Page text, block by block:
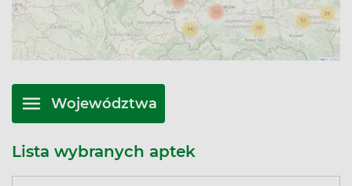
kod dostępu widoczny po lewej stronie u góry recepty —
wtedy pamiętaj, żeby podać także swój numer PESEL.
Warto pamiętać, że oferty specjalnei na suplementy diety,
dotyczą wyłącznie serwisu Apteline.pl. Oznacza to, że
ceny tych samych produktów w aptece w Gorlicach mogą
być inne.
Województwa
Lista wybranych aptek